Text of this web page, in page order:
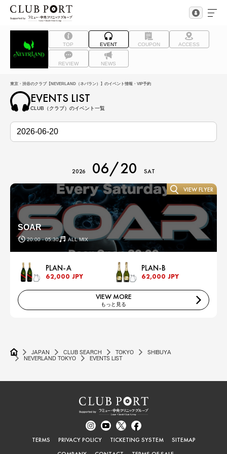
TOP EVENT COUPON ACCESS
REVIEW NEWS
東京・渋谷のクラブ【NEVERLAND（ネバラン）】のイベント情報・VIP予約
EVENTS LIST
CLUB（クラブ）のイベント一覧
2026 06/20 SAT
SOAR
20:00 - 05:30 ALL MIX
VIEW FLYER
PLAN-A
62,000 JPY
PLAN-B
62,000 JPY
VIEW MORE
もっと見る
JAPAN CLUB SEARCH TOKYO
SHIBUYA
NEVERLAND TOKYO
EVENTS LIST
TERMS PRIVACY POLICY TICKETING SYSTEM
SITEMAP